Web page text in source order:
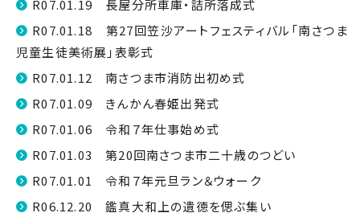
R07.01.19 長屋分所車庫・詰所落成式
R07.01.18 第27回笠沙アートフェスティバル「南さつま
児童生徒美術展」表彰式
R07.01.12 南さつま市消防出初め式
R07.01.09 きんかん春姫出発式
R07.01.06 令和７年仕事始め式
R07.01.03 第20回南さつま市二十歳のつどい
R07.01.01 令和７年元旦ラン＆ウォーク
R06.12.20 鑑真大和上の遺徳を偲ぶ集い